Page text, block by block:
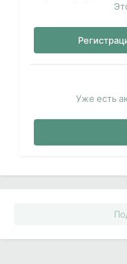
Уже есть